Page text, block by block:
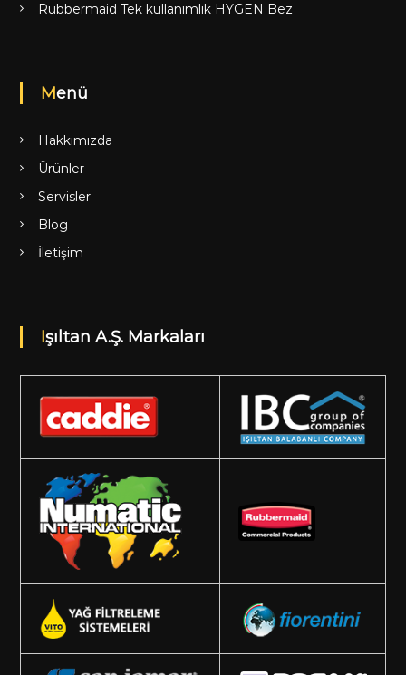
Rubbermaid Tek kullanımlık HYGEN Bez
Menü
Hakkımızda
Ürünler
Servisler
Blog
İletişim
Işıltan A.Ş. Markaları